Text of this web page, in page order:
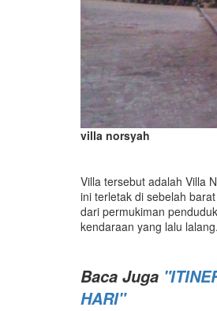
villa norsyah
Villa tersebut adalah Villa
ini terletak di sebelah
dari permukiman
kendaraan yang lalu
Baca Juga
HARI"